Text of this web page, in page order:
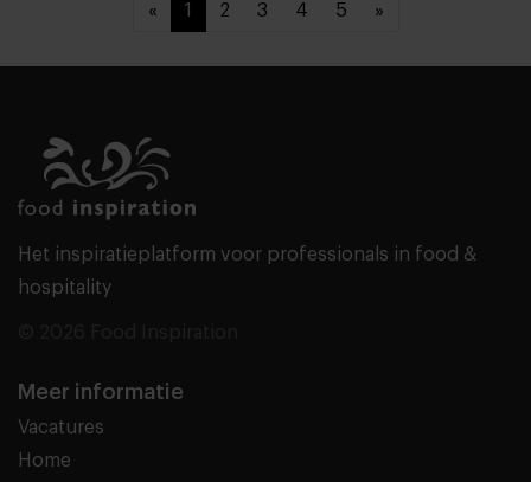
« 1 2 3 4 5 »
Het inspiratieplatform voor professionals in food &
hospitality
Meer informatie
Vacatures
Home